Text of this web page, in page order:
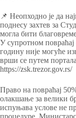
📌 Неопходно је да
поднесу захтев за
могла бити
У супротном
годину није могуће
врши се путем
https://zsk.trezor.gov.rs/
Право на повраћај
олакшање за велики
испуњава услове не
процедуре.